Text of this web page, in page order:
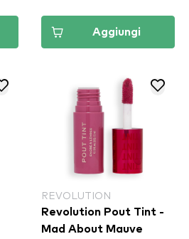
Aggiungi
REVOLUTION
Revolution Pout Tint -
Mad About Mauve